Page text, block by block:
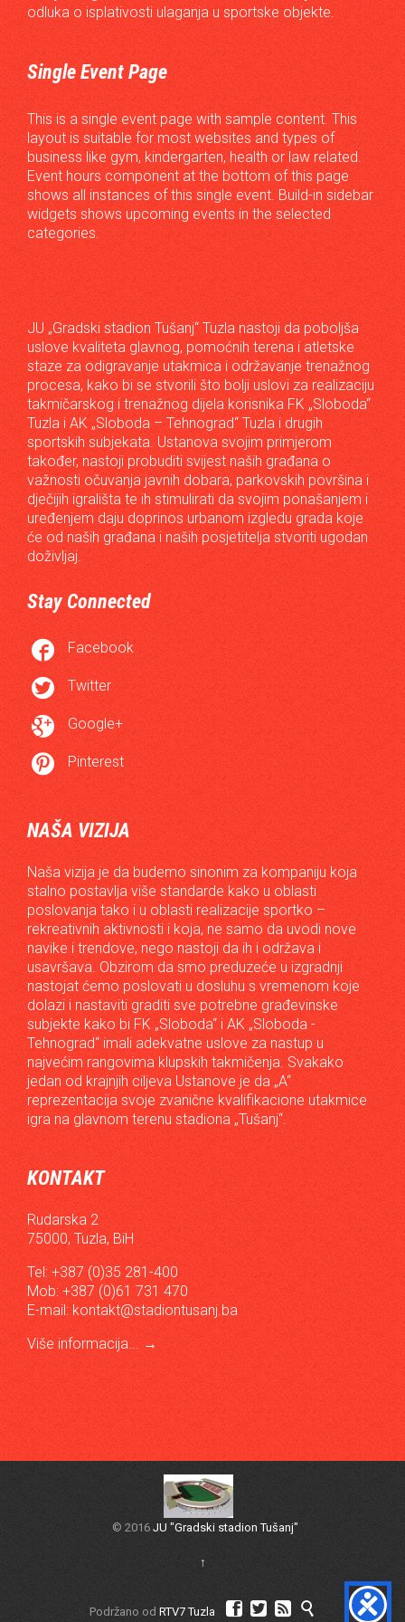
odluka o isplativosti ulaganja u sportske objekte.
Single Event Page
This is a single event page with sample content. This
layout is suitable for most websites and types of
business like gym, kindergarten, health or law related.
Event hours component at the bottom of this page
shows all instances of this single event. Build-in sidebar
widgets shows upcoming events in the selected
categories.
JU „Gradski stadion Tušanj“ Tuzla nastoji da poboljša
uslove kvaliteta glavnog, pomoćnih terena i atletske
staze za odigravanje utakmica i održavanje trenažnog
procesa, kako bi se stvorili što bolji uslovi za realizaciju
takmičarskog i trenažnog dijela korisnika FK „Sloboda“
Tuzla i AK „Sloboda – Tehnograd“ Tuzla i drugih
sportskih subjekata. Ustanova svojim primjerom
također, nastoji probuditi svijest naših građana o
važnosti očuvanja javnih dobara, parkovskih površina i
dječijih igrališta te ih stimulirati da svojim ponašanjem i
uređenjem daju doprinos urbanom izgledu grada koje
će od naših građana i naših posjetitelja stvoriti ugodan
doživljaj.
Stay Connected
 Facebook
 Twitter
 Google+
 Pinterest
NAŠA VIZIJA
Naša vizija je da budemo sinonim za kompaniju koja
stalno postavlja više standarde kako u oblasti
poslovanja tako i u oblasti realizacije sportko –
rekreativnih aktivnosti i koja, ne samo da uvodi nove
navike i trendove, nego nastoji da ih i održava i
usavršava. Obzirom da smo preduzeće u izgradnji
nastojat ćemo poslovati u dosluhu s vremenom koje
dolazi i nastaviti graditi sve potrebne građevinske
subjekte kako bi FK „Sloboda“ i AK „Sloboda -
Tehnograd“ imali adekvatne uslove za nastup u
najvećim rangovima klupskih takmičenja. Svakako
jedan od krajnjih ciljeva Ustanove je da „A“
reprezentacija svoje zvanične kvalifikacione utakmice
igra na glavnom terenu stadiona „Tušanj“.
KONTAKT
Rudarska 2
75000, Tuzla, BiH
Tel: +387 (0)35 281-400
Mob: +387 (0)61 731 470
E-mail: kontakt@stadiontusanj.ba
Više informacija...
→
© 2016 JU "Gradski stadion Tušanj"
↑
Podržano od RTV7 Tuzla    